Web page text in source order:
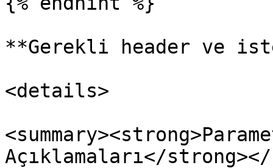
**Gerekli header ve
<details>
Açıklamaları</strong></